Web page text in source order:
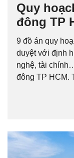
Quy
đông TP
9 đồ án quy
duyệt với định
nghệ, tài
đông TP HCM.